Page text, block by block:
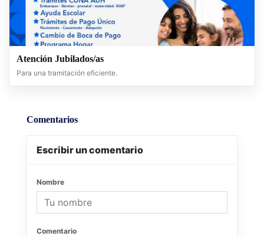
Atención Jubilados/as
Para una tramitación eficiente.
Comentarios
Escribir un comentario
Nombre
Comentario